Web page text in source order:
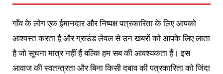
गाँव के लोग एक ईमानदार और निष्पक्ष पत्रकारिता के लिए आपको
आश्वस्त करता है और ग्राउंड लेवल से उन खबरों को आपके लिए लाता
है जो सूचना मात्र नहीं हैं बल्कि हम सब की आवश्यकता हैं। इस
आवाज की स्वतन्त्रता और बिना किसी दबाव की पत्रकारिता को जिंदा